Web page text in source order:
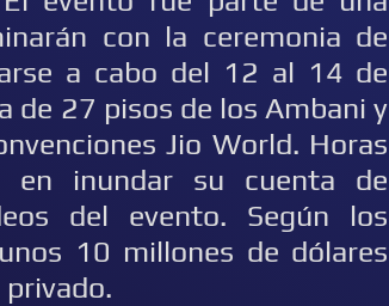
con la ceremonia de
a cabo del 12 al 14 de
de 27 pisos de los Ambani y
Jio World. Horas
en inundar su cuenta de
del evento. Según los
10 millones de dólares